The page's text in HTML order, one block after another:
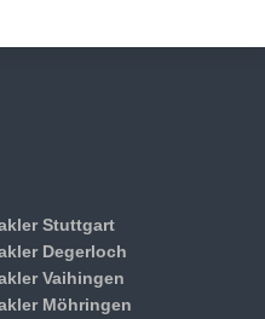
Stuttgart
Degerloch
Vaihingen
Möhringen